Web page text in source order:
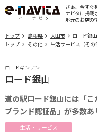
さぁ、今すぐ
ナビタに掲載
地元のお店の
トップ 島根県 大田市
ロード銀山
トップ
その他 生活サービス（その
ロードギンザン
ロード銀山
道の駅ロード銀山には「
ブランド認証品」が多数あ
生活・サービス